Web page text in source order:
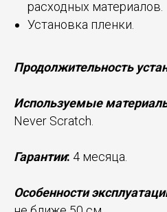
расходных материалов.
Установка пленки.
Продолжительность
Используемые
Never Scratch.
Гарантии: 4 месяца.
Особенности